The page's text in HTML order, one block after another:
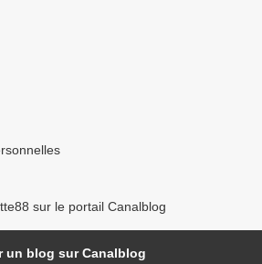
sur le portail Canalblog
un blog sur Canalblog